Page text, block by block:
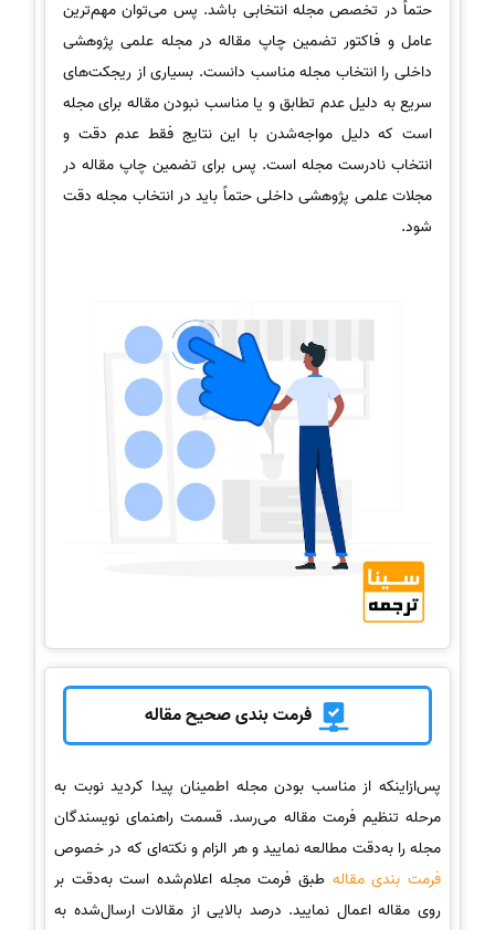
حتماً در تخصص مجله انتخابی باشد. پس می‌توان مهم‌ترین
عامل و فاکتور تضمین چاپ مقاله در مجله علمی پژوهشی
داخلی را انتخاب مجله مناسب دانست. بسیاری از ریجکت‌های
سریع به دلیل عدم تطابق و یا مناسب نبودن مقاله برای مجله
است که دلیل مواجه‌شدن با این نتایج فقط عدم دقت و
انتخاب نادرست مجله است. پس برای تضمین چاپ مقاله در
مجلات علمی پژوهشی داخلی حتماً باید در انتخاب مجله دقت
شود.
فرمت بندی صحیح مقاله
پس‌ازاینکه از مناسب بودن مجله اطمینان پیدا کردید نوبت به
مرحله تنظیم فرمت مقاله می‌رسد. قسمت راهنمای نویسندگان
مجله را به‌دقت مطالعه نمایید و هر الزام و نکته‌ای که در خصوص
فرمت بندی مقاله طبق فرمت مجله اعلام‌شده است به‌دقت بر
روی مقاله اعمال نمایید. درصد بالایی از مقالات ارسال‌شده به